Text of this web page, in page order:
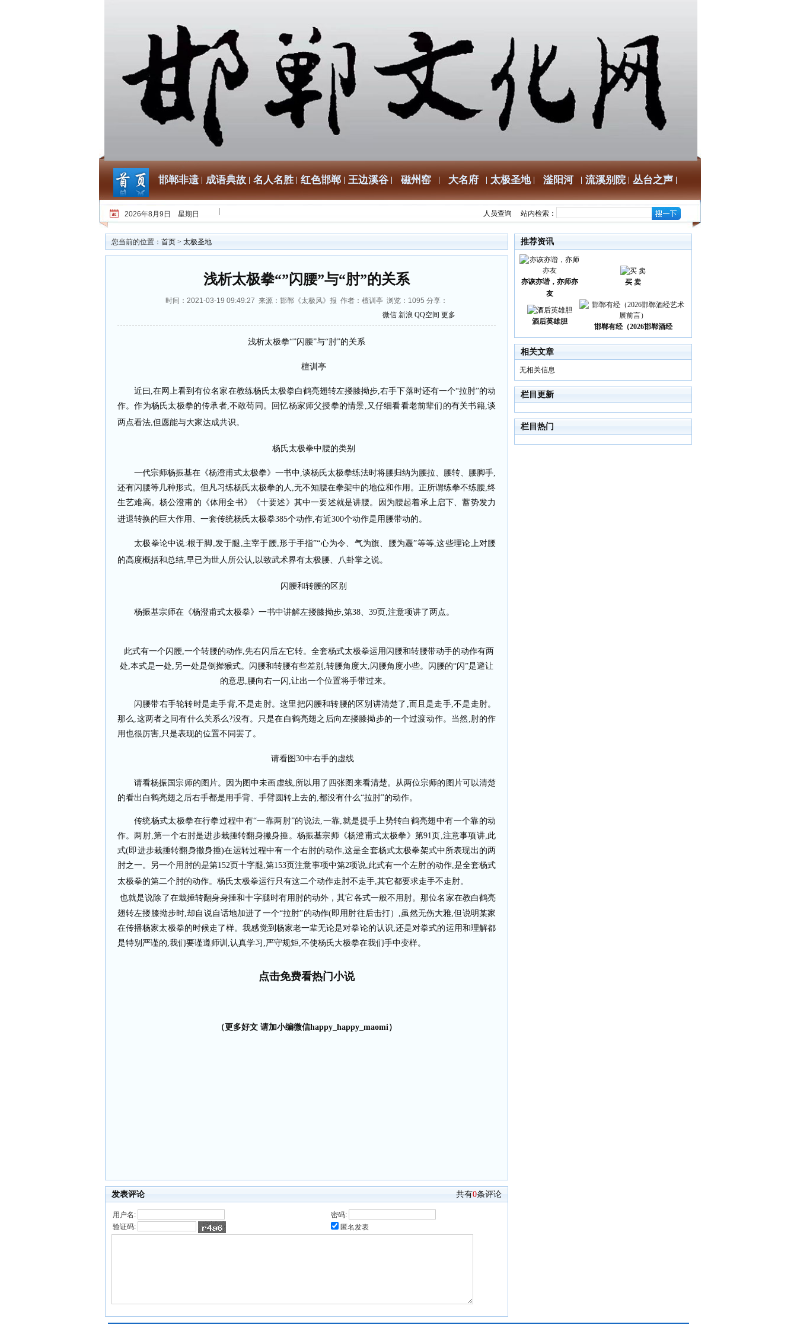
邯郸非遗 成语典故 名人名胜 红色邯郸 王边溪谷 磁州窑 大名府 太极圣地 滏阳河 流溪别院 丛台之声
2026年8月9日 星期日 人员查询 站内检索：
您当前的位置： 首页 > 太极圣地
浅析太极拳“”闪腰”与“肘”的关系
时间：2021-03-19 09:49:27 来源：邯郸《太极风》报 作者：檀训亭 浏览： 1095 分享：
微信 新浪 QQ空间 更多
浅析太极拳“”闪腰”与“肘”的关系
檀训亭
近曰 ,在网上看到有位名家在教练杨氏太极拳白鹤亮翅转左搂膝拗步,右手下落时还有一个“拉肘”的动
作。作为杨氏太极拳的传承者,不敢苟同。回忆杨家师父授拳的情景, 又仔细看看老前辈们的有关书籍,谈
两点看法,但愿能与大家达成共识。
杨氏太极拳中腰的类别
一代宗师杨振基在《杨澄甫式太极拳》一书中,谈杨氏太极拳练法时将腰归纳为腰拉、腰转、腰脚手,
还有闪腰等几种形式。但凡习练杨氏太极拳的人 ,无不知腰在拳架中的地位和作用。正所谓练拳不练腰,终
生艺难高。杨公澄甫的《体用全书》《十要述》其中一要述就是讲腰。因为腰起着承上启下、蓄势发力
进退转换的巨大作用、一套传统杨氏太极拳385个动作,有近300个动作是用腰带动的。
太极拳论中说:根于脚 ,发于腿 ,主宰于腰,形于手指”“心为令、气为旗、腰为纛”等等,这些理论上对腰
的高度概括和总结,早已为世人所公认 , 以致武术界有太极腰、八卦掌之说。
闪腰和转腰的区别
杨振基宗师在《杨澄甫式太极拳》一书中讲解左搂膝拗步,第38、 39页,注意项讲了两点。
此式有一个闪腰,一个转腰的动作,先右闪后左它转。全套杨式太极拳运用闪腰和转腰带动手的动作有两
处,本式是一处, 另一处是倒撵猴式。闪腰和转腰有些差别 ,转腰角度大,闪腰角度小些。闪腰的“闪”是避让
的意思,腰向右一闪 ,让出一个位置将手带过来。
闪腰带右手轮转时是走手背,不是走肘。这里把闪腰和转腰的区别讲清楚了 ,而且是走手,不是走肘。
那么,这两者之间有什么关系么?没有。只是在白鹤亮翅之后向左搂膝拗步的一个过渡动作。当然 ,肘的作
用也很厉害,只是表现的位置不同罢了。
请看图 30中右手的虚线
请看杨振国宗师的图片。因为图中未画虚线,所以用了四张图来看清楚。从两位宗师的图片可以清楚
的看出白鹤亮翅之后右手都是用手背、手臂圆转上去的,都没有什么“拉肘”的动作。
传统杨式太极拳在行拳过程中有“一靠两肘”的说法,一靠,就是提手上势转白鹤亮翅中有一个靠的动
作。两肘,第一个右肘是进步栽捶转翻身撇身捶。杨振基宗师《杨澄甫式太极拳》第91页 ,注意事项讲,此
式(即进步栽捶转翻身撒身捶)在运转过程中有一个右肘的动作,这是全套杨式太极拳架式中所表现出的两
肘之一。另一个用肘的是第152页十字腿,第153页注意事项中第2项说,此式有一个左肘的动作,是全套杨式
太极拳的第二个肘的动作。杨氏太极拳运行只有这二个动作走肘不走手,其它都要求走手不走肘。
也就是说除了在栽捶转翻身身捶和十字腿时有用肘的动外，其它各式一般不用肘。那位名家在教白鹤亮
翅转左搂膝拗步时,却自说自话地加进了一个“拉肘”的动作(即用肘往后击打） ,虽然无伤大雅,但说明某家
在传播杨家太极拳的时候走了样。我感觉到杨家老一辈无论是对拳论的认识,还是对拳式的运用和理解都
是特别严谨的,我们要谨遵师训 ,认真学习 ,严守规矩,不使杨氏大极拳在我们手中变样。
点击免费看热门小说
（更多好文 请加小编微信happy_happy_maomi）
发表评论 共有0条评论
用户名:
密码:
验证码:
匿名发表
推荐资讯
亦诙亦谐，亦师亦
友
买 卖
酒后英雄胆
邯郸有经（2026邯郸酒经
相关文章
无相关信息
栏目更新
栏目热门